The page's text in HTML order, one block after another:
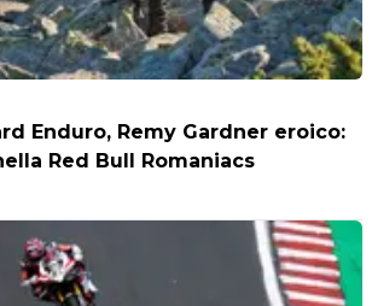
Enduro, Remy Gardner eroico:
Red Bull Romaniacs